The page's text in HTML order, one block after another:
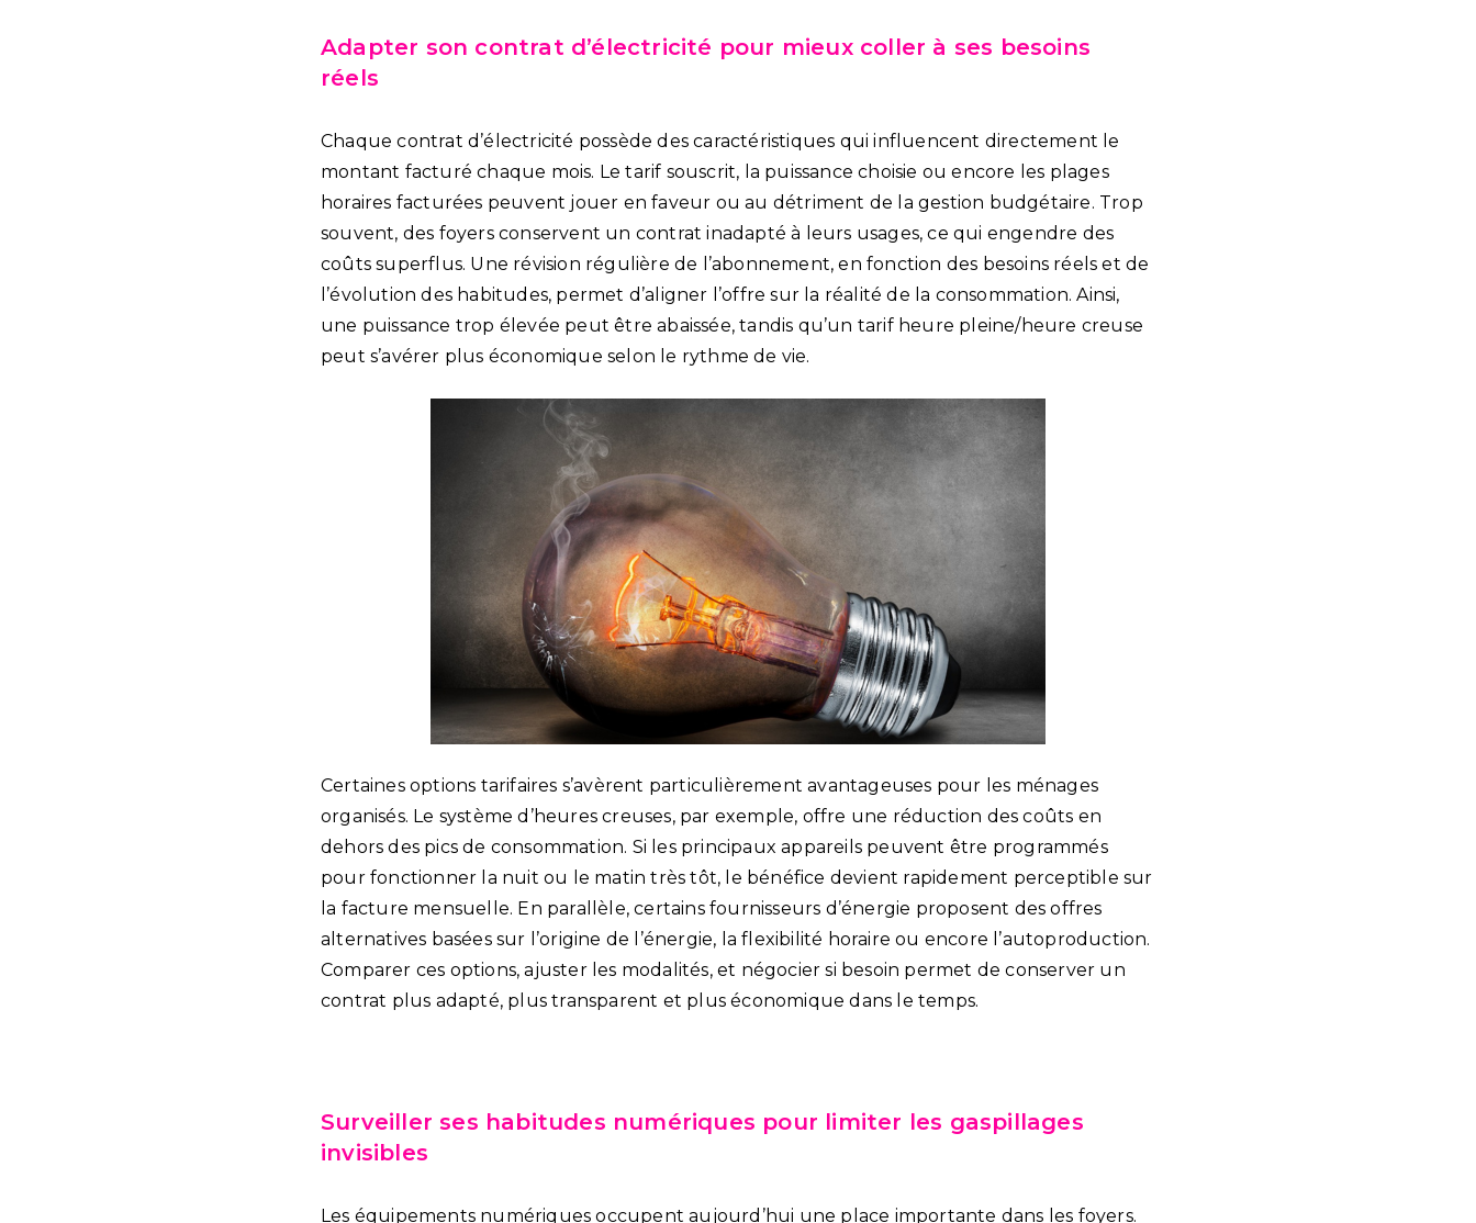
Adapter son contrat d’électricité pour mieux coller à ses besoins
réels
Chaque contrat d’électricité possède des caractéristiques qui influencent directement le
montant facturé chaque mois. Le tarif souscrit, la puissance choisie ou encore les plages
horaires facturées peuvent jouer en faveur ou au détriment de la gestion budgétaire. Trop
souvent, des foyers conservent un contrat inadapté à leurs usages, ce qui engendre des
coûts superflus. Une révision régulière de l’abonnement, en fonction des besoins réels et de
l’évolution des habitudes, permet d’aligner l’offre sur la réalité de la consommation. Ainsi,
une puissance trop élevée peut être abaissée, tandis qu’un tarif heure pleine/heure creuse
peut s’avérer plus économique selon le rythme de vie.
Certaines options tarifaires s’avèrent particulièrement avantageuses pour les ménages
organisés. Le système d’heures creuses, par exemple, offre une réduction des coûts en
dehors des pics de consommation. Si les principaux appareils peuvent être programmés
pour fonctionner la nuit ou le matin très tôt, le bénéfice devient rapidement perceptible sur
la facture mensuelle. En parallèle, certains fournisseurs d’énergie proposent des offres
alternatives basées sur l’origine de l’énergie, la flexibilité horaire ou encore l’autoproduction.
Comparer ces options, ajuster les modalités, et négocier si besoin permet de conserver un
contrat plus adapté, plus transparent et plus économique dans le temps.
Surveiller ses habitudes numériques pour limiter les gaspillages
invisibles
Les équipements numériques occupent aujourd’hui une place importante dans les foyers.